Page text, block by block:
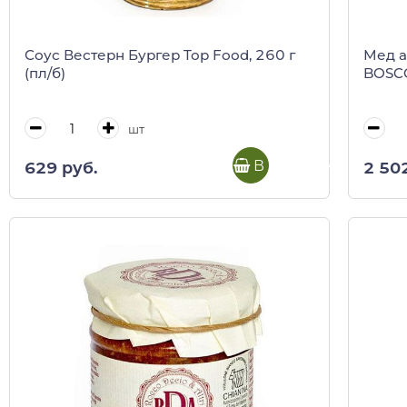
Соус Вестерн Бургер Top Food, 260 г
(пл/б)
шт
629 руб. В корзину
Мед
2